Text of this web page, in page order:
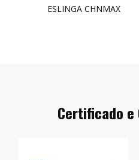
ESLINGA CHNMAX
Certificado e